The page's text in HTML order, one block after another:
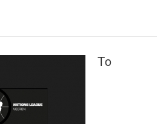
Το